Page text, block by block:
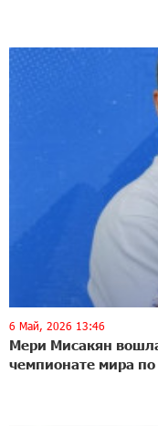
6 Май, 2026 13:46
Мери Мисакян
чемпионате мира